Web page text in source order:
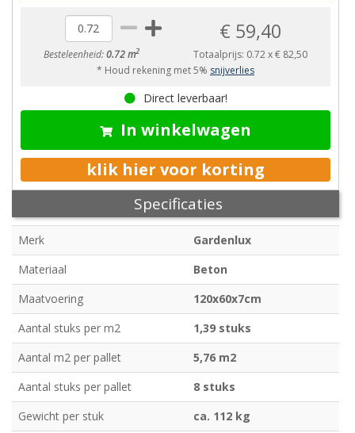
Besteleenheid:0.72 m2
€ 59,40
Totaalprijs: 0.72x€ 82,50
* Houd rekening met 5% snijverlies
Direct leverbaar!
In winkelwagen
klik hier voor korting
Specificaties
Merk
Gardenlux
Materiaal
Beton
Maatvoering
120x60x7cm
Aantal stuks per m2
1,39 stuks
Aantal m2 per pallet
5,76 m2
Aantal stuks per pallet
8 stuks
Gewicht per stuk
ca. 112 kg